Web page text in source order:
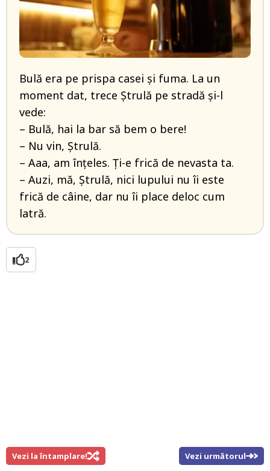
Bulă era pe prispa casei și fuma. La un
moment dat, trece Ștrulă pe stradă și-l
vede:
– Bulă, hai la bar să bem o bere!
– Nu vin, Ștrulă.
– Aaa, am înțeles. Ți-e frică de nevasta ta.
– Auzi, mă, Ștrulă, nici lupului nu îi este
frică de câine, dar nu îi place deloc cum
latră.
2
Vezi la întamplare! Vezi următorul